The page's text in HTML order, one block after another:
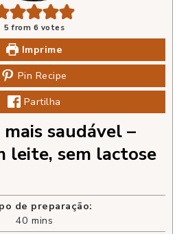
5 from 6 votes
Imprime
Pin Recipe
Partilha
saudável –
leite, sem lactose
de preparação:
40 mins